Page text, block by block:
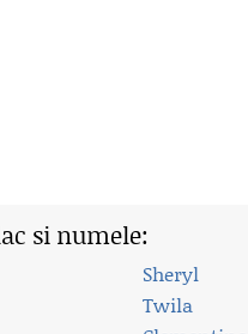
si numele:
Sheryl
Twila